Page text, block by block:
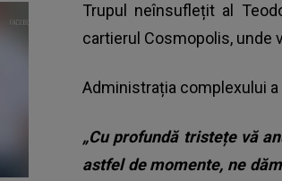
Trupul neînsuflețit al
cartierul Cosmopolis, unde
Administrația complexului
„Cu profundă tristețe vă
astfel de momente, ne